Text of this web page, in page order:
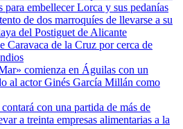
para embellecer Lorca y sus pedanías
de dos marroquíes de llevarse a su
del Postiguet de Alicante
Caravaca de la Cruz por cerca de
comienza en Águilas con un
al actor Ginés García Millán como
con una partida de más de
a treinta empresas alimentarias a la